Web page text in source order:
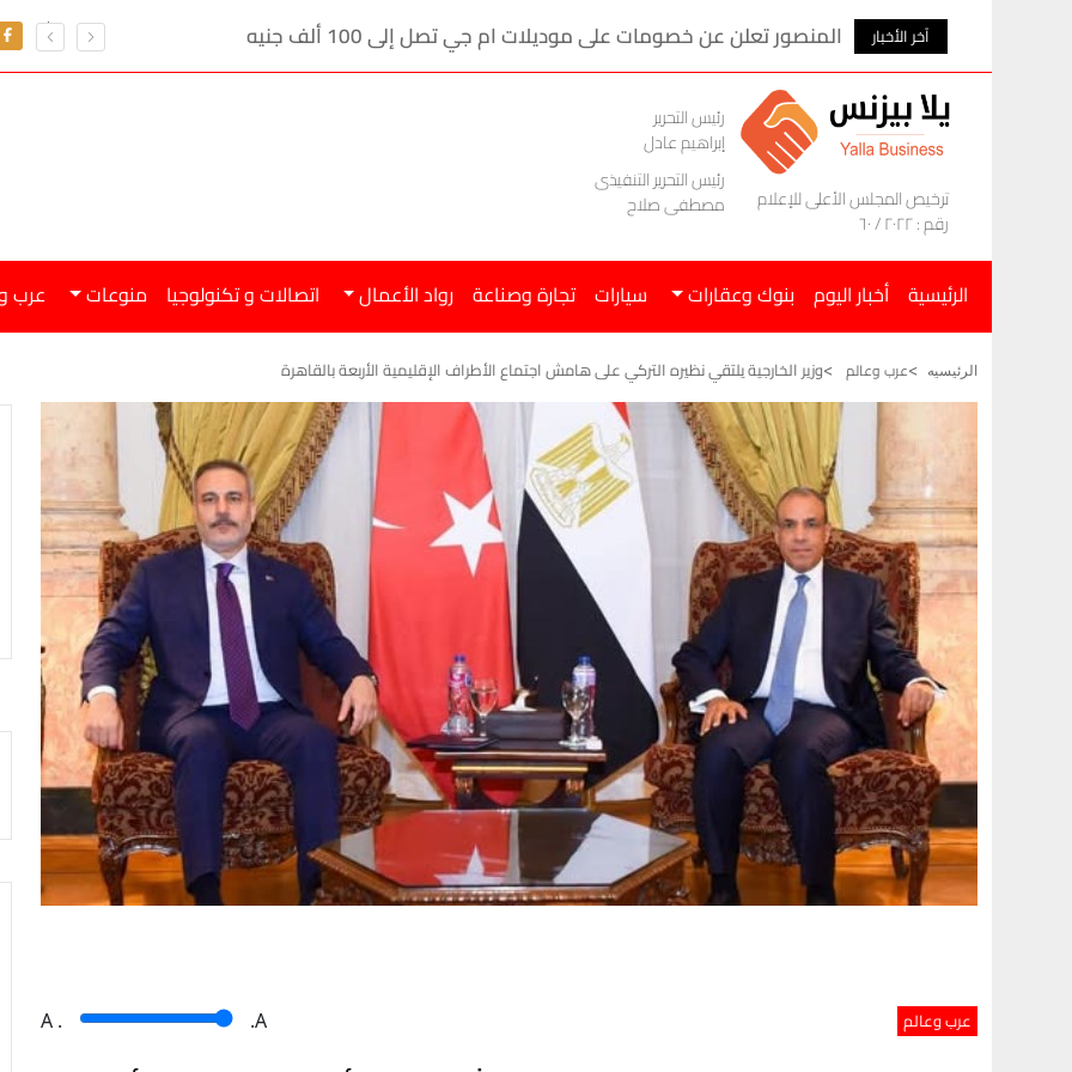
آخر الأخبار المنصور تعلن عن خصومات على موديلات ام جي تصل إلى 100 ألف جنيه
ترخيص المجلس الأعلى للإعلام
رقم : ٢٠٢٢ / ٦٠
رئيس التحرير
إبراهيم عادل
رئيس التحرير التنفيذى
مصطفى صلاح
الرئيسية أخبار اليوم بنوك وعقارات سيارات تجارة وصناعة رواد الأعمال اتصالات و تكنولوجيا منوعات عرب
الرئيسيه عرب وعالم وزير الخارجية يلتقي نظيره التركي على هامش اجتماع الأطراف الإقليمية الأربعة بالقاهرة
عرب وعالم A . .A